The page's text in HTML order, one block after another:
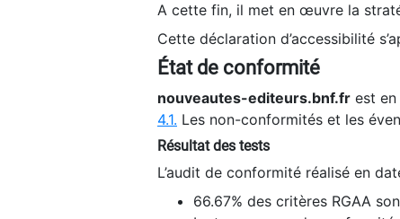
A cette fin, il met en œuvre la
Cette déclaration d’accessibilité
État de conformité
nouveautes-editeurs.bnf.fr est
4.1. Les non-conformités et les
Résultat des tests
L’audit de conformité réalisé en
66.67% des critères RGAA